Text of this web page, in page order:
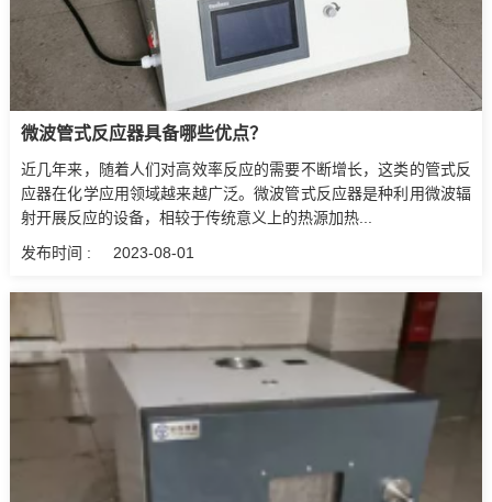
微波管式反应器具备哪些优点？
近几年来，随着人们对高效率反应的需要不断增长，这类的管式反
应器在化学应用领域越来越广泛。微波管式反应器是种利用微波辐
射开展反应的设备，相较于传统意义上的热源加热...
发布时间 :
2023-08-01